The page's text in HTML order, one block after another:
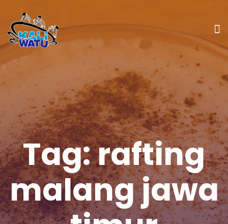
Tag:rafting
malang jawa